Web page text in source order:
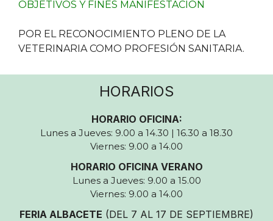
OBJETIVOS Y FINES MANIFESTACION
POR EL RECONOCIMIENTO PLENO DE LA
VETERINARIA COMO PROFESIÓN SANITARIA.
HORARIOS
HORARIO OFICINA:
Lunes a Jueves: 9.00 a 14.30 | 16.30 a 18.30
Viernes: 9.00 a 14.00
HORARIO OFICINA VERANO
Lunes a Jueves: 9.00 a 15.00
Viernes: 9.00 a 14.00
FERIA ALBACETE (DEL 7 AL 17 DE SEPTIEMBRE)